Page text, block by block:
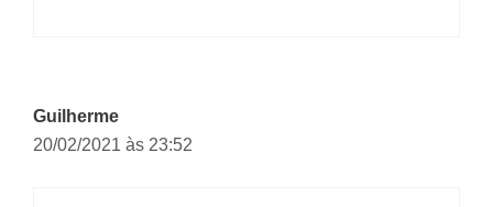
Guilherme
20/02/2021 às 23:52